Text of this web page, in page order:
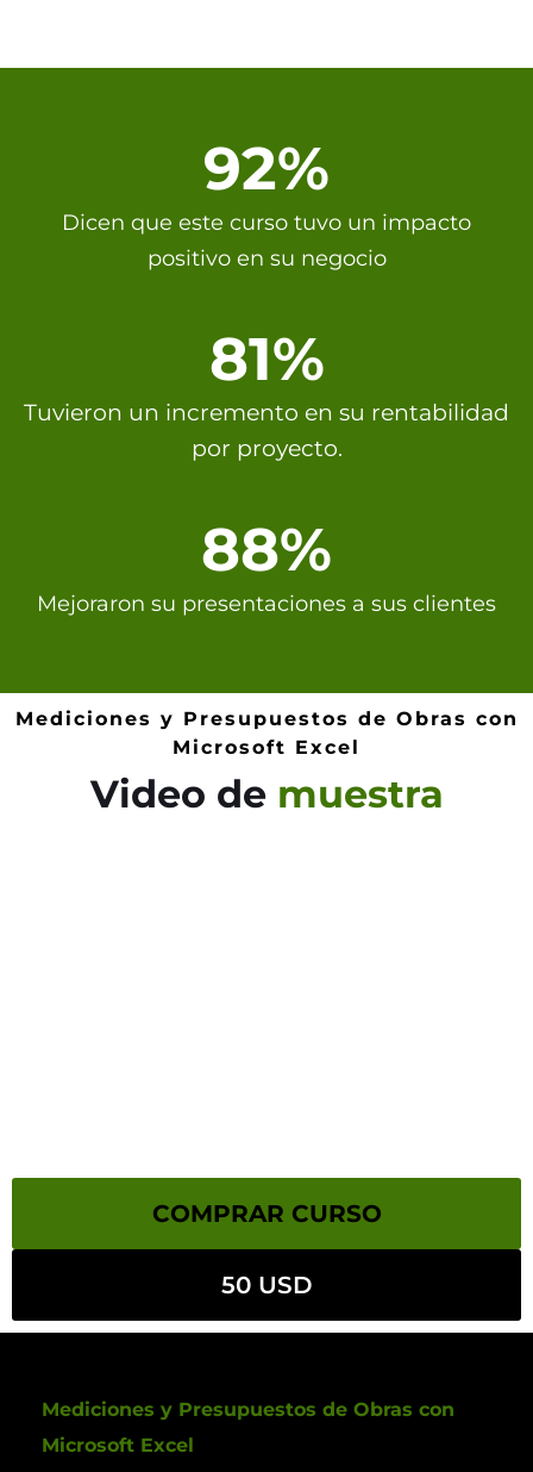
92%
Dicen que este curso tuvo un impacto
positivo en su negocio
81%
Tuvieron un incremento en su rentabilidad
por proyecto.
88%
Mejoraron su presentaciones a sus clientes
Mediciones y Presupuestos de Obras con
Microsoft Excel
Video de muestra
COMPRAR CURSO
50 USD
Mediciones y Presupuestos de Obras con
Microsoft Excel